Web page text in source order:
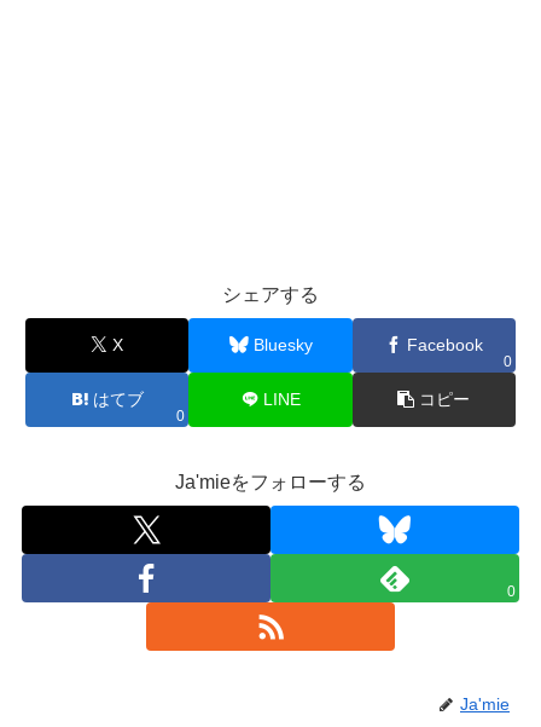
シェアする
X Bluesky Facebook
0
はてブ
0
LINE コピー
Ja'mieをフォローする
0
Ja'mie